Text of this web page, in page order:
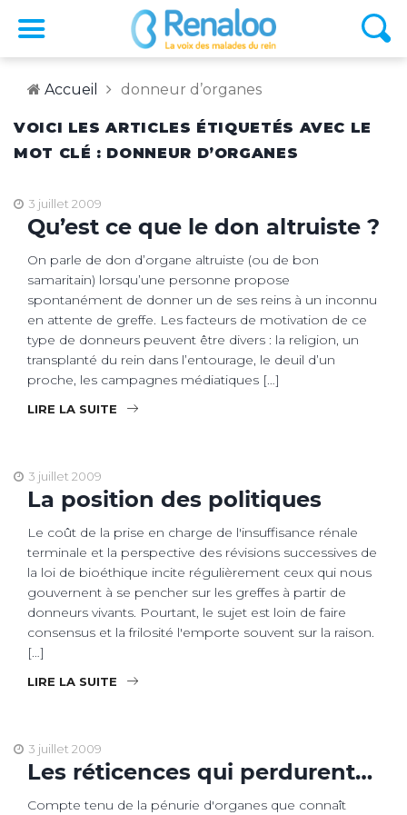
Accueil donneur d’organes
VOICI LES ARTICLES ÉTIQUETÉS AVEC LE
MOT CLÉ : DONNEUR D’ORGANES
3 juillet 2009
Qu’est ce que le don altruiste ?
On parle de don d’organe altruiste (ou de bon
samaritain) lorsqu’une personne propose
spontanément de donner un de ses reins à un inconnu
en attente de greffe. Les facteurs de motivation de ce
type de donneurs peuvent être divers : la religion, un
transplanté du rein dans l’entourage, le deuil d’un
proche, les campagnes médiatiques […]
LIRE LA SUITE
3 juillet 2009
La position des politiques
Le coût de la prise en charge de l'insuffisance rénale
terminale et la perspective des révisions successives de
la loi de bioéthique incite régulièrement ceux qui nous
gouvernent à se pencher sur les greffes à partir de
donneurs vivants. Pourtant, le sujet est loin de faire
consensus et la frilosité l'emporte souvent sur la raison.
[…]
LIRE LA SUITE
3 juillet 2009
Les réticences qui perdurent…
Compte tenu de la pénurie d'organes que connaît